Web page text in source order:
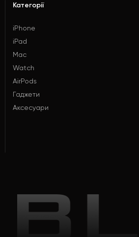
Категорії
iPhone
iPad
Mac
Watch
AirPods
Гаджети
Аксесуари